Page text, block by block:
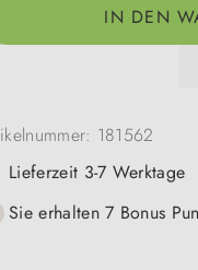
IN DEN
181562
Lieferzeit 3-7 Werktage
Sie erhalten 7 Bonus